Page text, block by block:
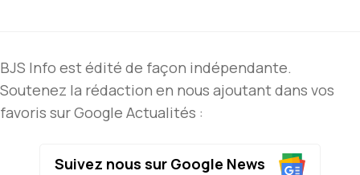
BJS Info est édité de façon indépendante.
Soutenez la rédaction en nous ajoutant dans vos
favoris sur Google Actualités :
Suivez nous sur Google News